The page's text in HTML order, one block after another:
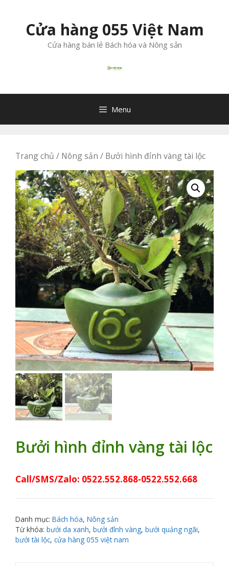
Cửa hàng 055 Việt Nam
Cửa hàng bán lẻ Bách hóa và Nông sản
Menu
Trang chủ / Nông sản / Bưởi hình đỉnh vàng tài lộc
Bưởi hình đỉnh vàng tài lộc
Call/SMS/Zalo: 0522.552.868-0522.552.668
Danh mục: Bách hóa, Nông sản
Từ khóa: bưởi da xanh, bưởi đỉnh vàng, bưởi quảng ngãi,
bưởi tài lộc, cửa hàng 055 việt nam